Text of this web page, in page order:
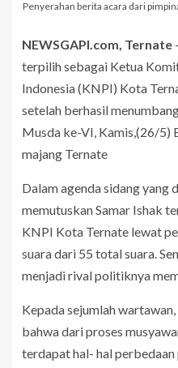
Penyerahan berita acara dari
NEWSGAPI.com, Ternate
terpilih sebagai Ketua
Indonesia (KNPI) Kota
setelah berhasil
Musda ke-VI, Kamis,(26/5)
majang Ternate
Dalam agenda sidang
memutuskan Samar Ishak
KNPI Kota Ternate lewat
suara dari 55 total suara.
menjadi rival politiknya
Kepada sejumlah
bahwa dari proses
terdapat hal- hal